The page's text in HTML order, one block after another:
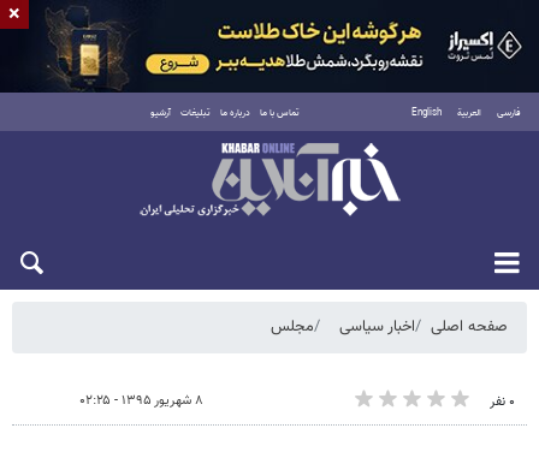
فارسی العربية English تماس با ما درباره ما تبلیغات آرشیو
شنبه ۱۷ مرداد ۱۴۰۵
صفحه اصلی اخبار سیاسی مجلس
۰ نفر ۸ شهریور ۱۳۹۵ - ۰۲:۲۵
×